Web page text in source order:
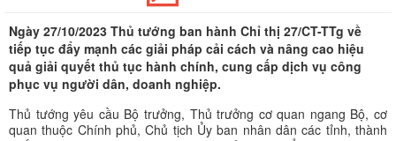
Ngày 27/10/2023 Thủ tướng ban hành Chỉ thị 27/CT-TTg về
tiếp tục đẩy mạnh các giải pháp cải cách và nâng cao hiệu
quả giải quyết thủ tục hành chính, cung cấp dịch vụ công
phục vụ người dân, doanh nghiệp.
Thủ tướng yêu cầu Bộ trưởng, Thủ trưởng cơ quan ngang Bộ, cơ
quan thuộc Chính phủ, Chủ tịch Ủy ban nhân dân các tỉnh, thành